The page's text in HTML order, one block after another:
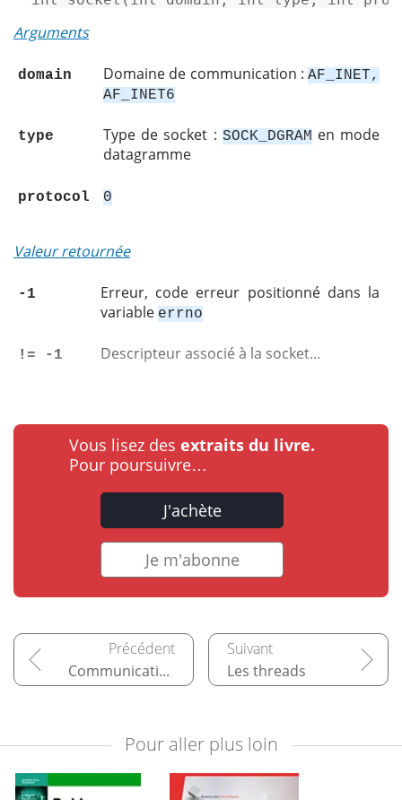
Arguments
domain Domaine de communication : AF_INET,
AF_INET6
type Type de socket : SOCK_DGRAMen mode
datagramme
protocol 0
Valeur retournée
-1
Erreur, code erreur positionné dans la
variable errno
!= -1 Descripteur associé à la socket...
Vous lisez des extraits du livre.
Pour poursuivre…
J'achète
Je m'abonne
Communication interprocessus (IPC) Les threads
Pour aller plus loin